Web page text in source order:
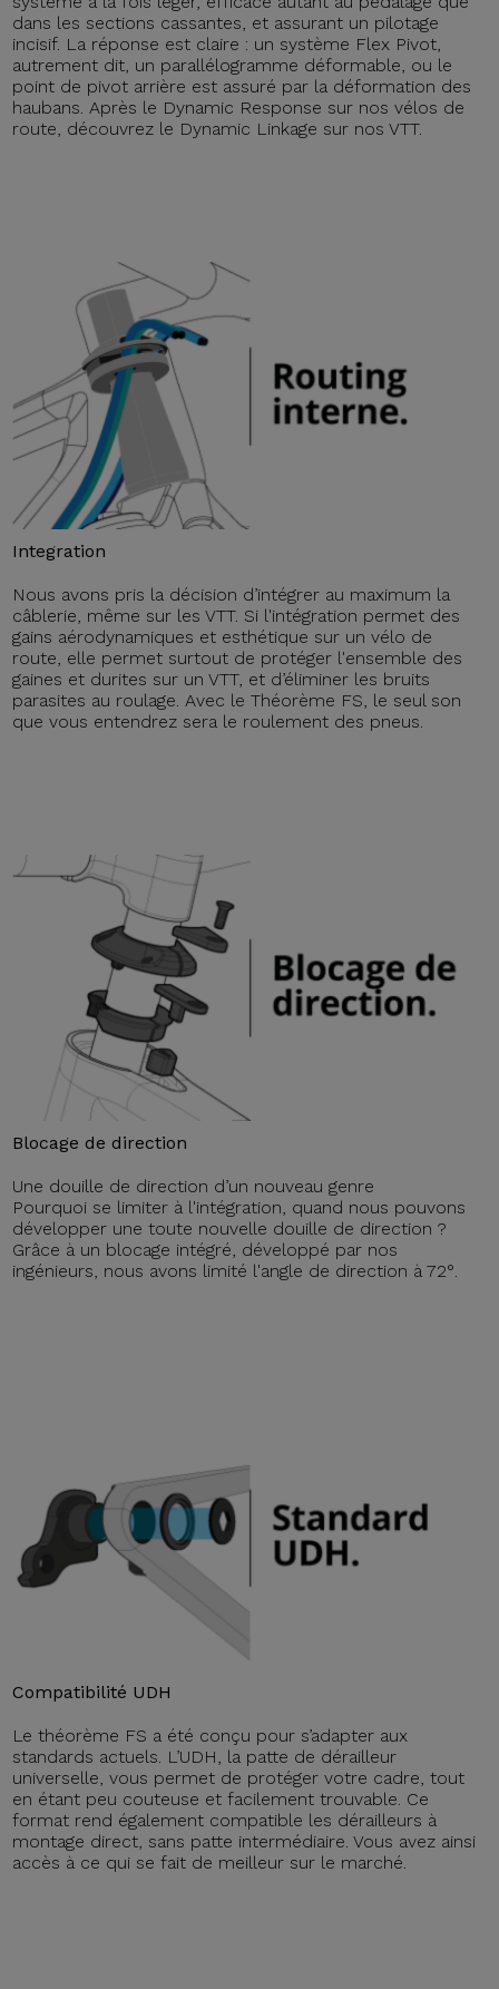
dans les sections cassantes, et assurant un pilotage
incisif. La réponse est claire : un système Flex Pivot,
autrement dit, un parallélogramme déformable, ou le
point de pivot arrière est assuré par la déformation des
haubans. Après le Dynamic Response sur nos vélos de
route, découvrez le Dynamic Linkage sur nos VTT.
Integration
Nous avons pris la décision d’intégrer au maximum la
câblerie, même sur les VTT. Si l'intégration permet des
gains aérodynamiques et esthétique sur un vélo de
route, elle permet surtout de protéger l'ensemble des
gaines et durites sur un VTT, et d’éliminer les bruits
parasites au roulage. Avec le Théorème FS, le seul son
que vous entendrez sera le roulement des pneus.
Blocage de direction
Une douille de direction d’un nouveau genre
Pourquoi se limiter à l'intégration, quand nous pouvons
développer une toute nouvelle douille de direction ?
Grâce à un blocage intégré, développé par nos
ingénieurs, nous avons limité l'angle de direction à 72°.
Compatibilité UDH
Le théorème FS a été conçu pour s’adapter aux
standards actuels. L’UDH, la patte de dérailleur
universelle, vous permet de protéger votre cadre, tout
en étant peu couteuse et facilement trouvable. Ce
format rend également compatible les dérailleurs à
montage direct, sans patte intermédiaire. Vous avez ainsi
accès à ce qui se fait de meilleur sur le marché.